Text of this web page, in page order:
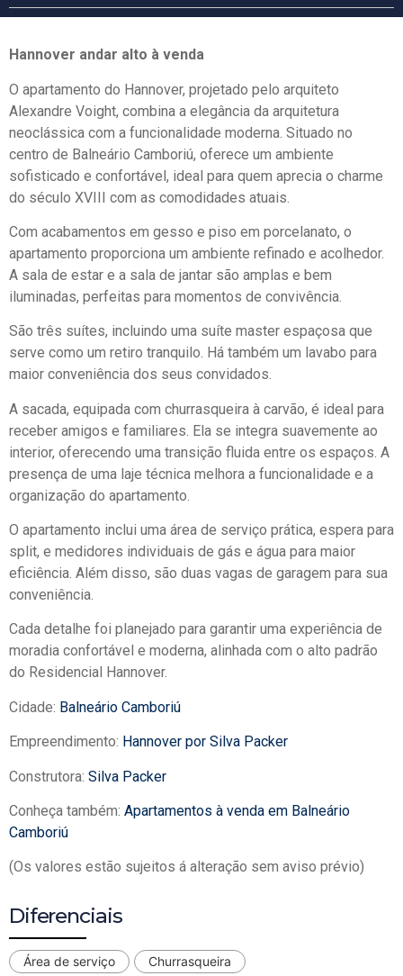
Hannover andar alto à venda
O apartamento do Hannover, projetado pelo arquiteto
Alexandre Voight, combina a elegância da arquitetura
neoclássica com a funcionalidade moderna. Situado no
centro de Balneário Camboriú, oferece um ambiente
sofisticado e confortável, ideal para quem aprecia o charme
do século XVIII com as comodidades atuais.
Com acabamentos em gesso e piso em porcelanato, o
apartamento proporciona um ambiente refinado e acolhedor.
A sala de estar e a sala de jantar são amplas e bem
iluminadas, perfeitas para momentos de convivência.
São três suítes, incluindo uma suíte master espaçosa que
serve como um retiro tranquilo. Há também um lavabo para
maior conveniência dos seus convidados.
A sacada, equipada com churrasqueira à carvão, é ideal para
receber amigos e familiares. Ela se integra suavemente ao
interior, oferecendo uma transição fluida entre os espaços. A
presença de uma laje técnica melhora a funcionalidade e a
organização do apartamento.
O apartamento inclui uma área de serviço prática, espera para
split, e medidores individuais de gás e água para maior
eficiência. Além disso, são duas vagas de garagem para sua
conveniência.
Cada detalhe foi planejado para garantir uma experiência de
moradia confortável e moderna, alinhada com o alto padrão
do Residencial Hannover.
Cidade: Balneário Camboriú
Empreendimento: Hannover por Silva Packer
Construtora: Silva Packer
Conheça também: Apartamentos à venda em Balneário
Camboriú
(Os valores estão sujeitos á alteração sem aviso prévio)
Diferenciais
Área de serviço
Churrasqueira